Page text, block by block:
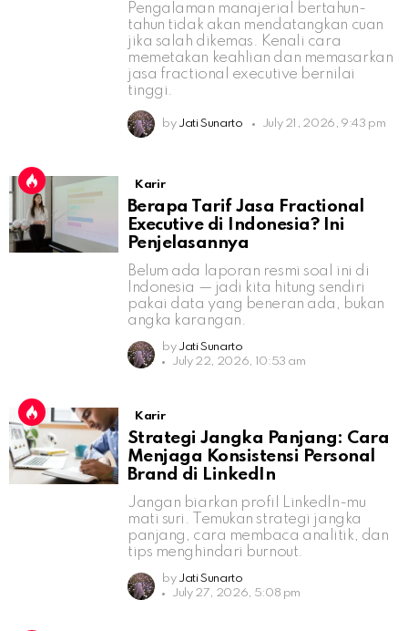
Pengalaman manajerial bertahun-
tahun tidak akan mendatangkan cuan
jika salah dikemas. Kenali cara
memetakan keahlian dan memasarkan
jasa fractional executive bernilai
tinggi.
by Jati Sunarto July 21, 2026, 9:43 pm
Karir
Berapa Tarif Jasa Fractional
Executive di Indonesia? Ini
Penjelasannya
Belum ada laporan resmi soal ini di
Indonesia — jadi kita hitung sendiri
pakai data yang beneran ada, bukan
angka karangan.
by Jati Sunarto
July 22, 2026, 10:53 am
Karir
Strategi Jangka Panjang: Cara
Menjaga Konsistensi Personal
Brand di LinkedIn
Jangan biarkan profil LinkedIn-mu
mati suri. Temukan strategi jangka
panjang, cara membaca analitik, dan
tips menghindari burnout.
by Jati Sunarto
July 27, 2026, 5:08 pm